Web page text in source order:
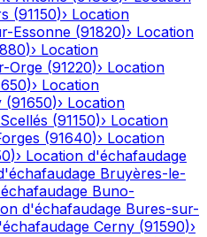
(91150)› Location
Essonne (91820)› Location
)› Location
Orge (91220)› Location
)› Location
(91650)› Location
(91150)› Location
(91640)› Location
)› Location d'échafaudage
Bruyères-le-
Buno-
d'échafaudage Bures-sur-
Cerny (91590)›